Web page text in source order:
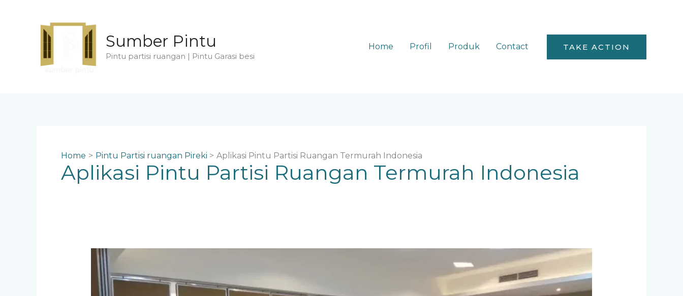
Sumber Pintu
Pintu partisi ruangan | Pintu Garasi besi
Home Profil Produk Contact TAKE ACTION
Home Pintu Partisi ruangan Pireki Aplikasi Pintu Partisi Ruangan Termurah Indonesia
Aplikasi Pintu Partisi Ruangan Termurah Indonesia
Aplikasi
Pintu
Partisi
Ruangan